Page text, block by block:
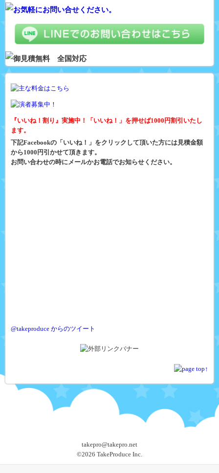
『いいね！割り』実施中！「いいね！」を押せば1000円割引いたし
ます。
下記Facebookの「いいね！」をクリックして頂いた方には見積金額
から1000円引かせて頂きます。
お問い合わせの時にメールかお電話でお知らせください。
@takeproduce からのツイート
takepro@takepro.net
©2026 TakeProduce Inc.